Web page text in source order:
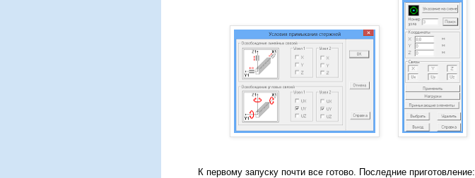
К первому запуску почти все готово. Последние приготовление: